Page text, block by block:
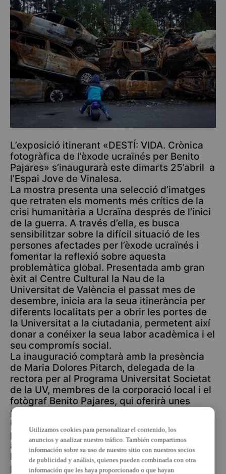
L’exposició itinerant «DESTÍ: VIDA. Crònica
fotogràfica de l’èxode ucraïnés per Benito
Pajares» s’inaugurarà este dimarts 25’abril a
l’Espai Jove de Vinalesa.
La mostra presenta una selecció d’imatges
que retraten els moments més crítics de la
crisi humanitària a Ucraïna després de l’inici
de la guerra. A través d’ella, es busca
sensibilitzar sobre la difícil situació de les
persones afectades per l’èxode ucraïnés i
fomentar la reflexió sobre aquesta
problemàtica global. Presentada amb gran
èxit al Centre Cultural la Nau de la
Universitat de València el passat mes de
desembre, inicia ara la seua itinerància per
diferents localitats per a obrir les portes de
la Universitat a la ciutadania, permetent així
donar a conéixer la seua labor acadèmica i el
seu compromís social.
La inauguració comptarà amb la presència
de Maria Dolores Pitarch, delegada de la
rectora per al Programa Universitat Societat
de la UV, membres de la corporació local i el
fotògraf Benito Pajares, qui oferirà unes
paraules sobre el seu treball i experiència a
Ucraïna. A més, la presidenta de l’ONG Junts
per la Vida, Clara Arnal, compartirà amb els
assistents la seua visió i experiència en la
lluita pels drets de les persones afectades
per la guerra ucraïnesa.
Utilizamos cookies para personalizar el contenido, los
anuncios y analizar nuestro tráfico. También compartimos
información sobre su uso de nuestro sitio con nuestros socios
de publicidad y análisis, quienes pueden combinarla con otra
información que les haya proporcionado o que hayan